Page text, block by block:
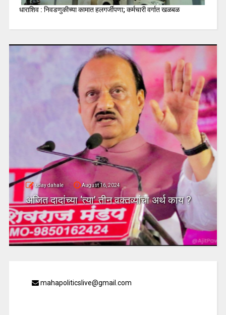
धाराशिव : निवडणुकीच्या कामात हलगर्जीपणा; कर्मचारी वर्गात खळबळ
uday dahale August 16, 2024
अजित दादांच्या ‘त्या’ तीन वक्तव्यांचा अर्थ काय ?
mahapoliticslive@gmail.com